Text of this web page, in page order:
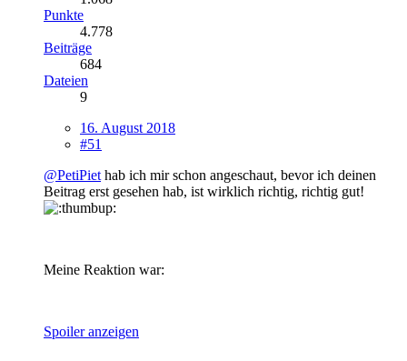
Punkte
4.778
Beiträge
684
Dateien
9
16. August 2018
#51
@PetiPiet hab ich mir schon angeschaut, bevor ich deinen
Beitrag erst gesehen hab, ist wirklich richtig, richtig gut!
Meine Reaktion war:
Spoiler anzeigen